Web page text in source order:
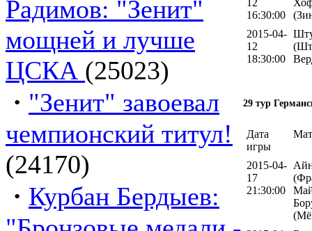
Радимов: "Зенит"
мощней и лучше
ЦСКА (25023)
· "Зенит" завоевал
чемпионский титул!
(24170)
· Курбан Бердыев:
12
16:30:00
2015-04-
12
18:30:00
29 тур
Дата
игры
2015-04-
17
21:30:00